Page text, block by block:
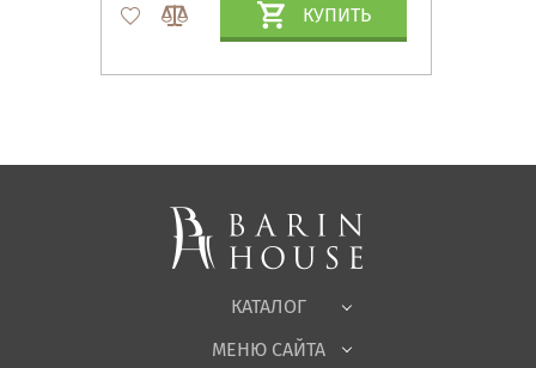
КУПИТЬ
КАТАЛОГ
Спальни, Кровати
Корпусная мебель
Офисная мебель
Садовая мебель
МЕНЮ САЙТА